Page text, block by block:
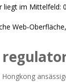
liegt im Mittelfeld:
Hongkong